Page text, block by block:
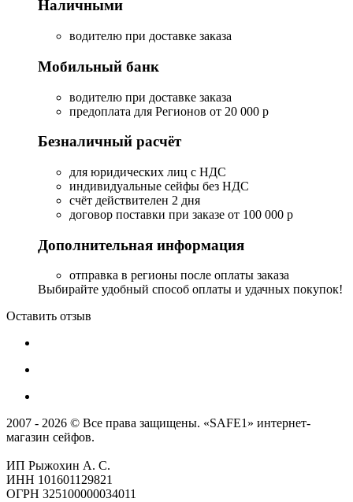
Наличными
водителю при доставке заказа
Мобильный банк
водителю при доставке заказа
предоплата для Регионов от 20 000 р
Безналичный расчёт
для юридических лиц с НДС
индивидуальные сейфы без НДС
счёт действителен 2 дня
договор поставки при заказе от 100 000 р
Дополнительная информация
отправка в регионы после оплаты заказа
Выбирайте удобный способ оплаты и удачных покупок!
Оставить отзыв
2007 - 2026 © Все права защищены. «SAFE1» интернет-
магазин сейфов.
ИП Рыжохин А. С.
ИНН 101601129821
ОГРН 325100000034011